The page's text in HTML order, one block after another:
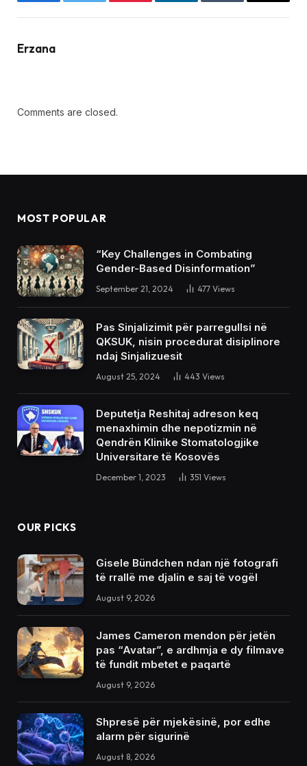
Erzana
Comments are closed.
MOST POPULAR
“Key Challenges in Combating
Gender-Based Disinformation”
September 21, 2024 477 Views
Pas Sinjalizimit për parregullsi në
QKSUK, nisin procedurat disiplinore
ndaj Sinjalizuesit
August 25, 2024 443 Views
Deputetja Reshitaj adreson keq
menaxhimin dhe nepotizmin në
Qendrën Klinike Stomatologjike
Universitare të Kosovës
December 1, 2023 351 Views
OUR PICKS
Gisele Bündchen ndan një fotografi
të rrallë me djalin e saj të vogël
August 9, 2026
James Cameron mendon për jetën
pas “Avatar”, e ardhmja e dy filmave
të fundit mbetet e paqartë
August 9, 2026
Shpresë për mjekësinë, por edhe
alarm për sigurinë
August 8, 2026